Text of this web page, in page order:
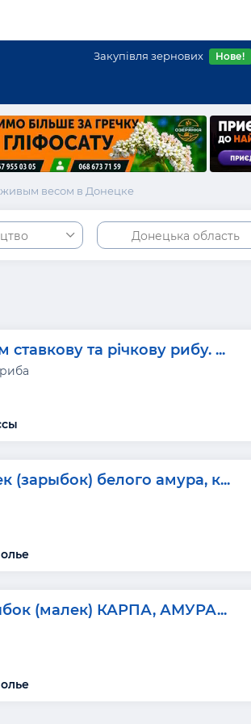
Закупівля зернових Нове!
весом в Донецке
Донецька область
та річкову рибу. ...
(зарыбок) белого амура, к...
(малек) КАРПА, АМУРА...